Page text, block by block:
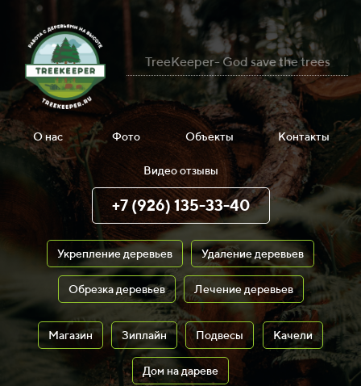
TreeKeeper- God save the trees
О нас Фото Объекты Контакты
Видео отзывы
+7 (926) 135-33-40
Укрепление деревьев Удаление деревьев
Обрезка деревьев Лечение деревьев
Магазин Зиплайн Подвесы Качели
Дом на дареве